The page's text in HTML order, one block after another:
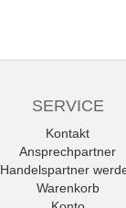
SERVICE
Kontakt
Ansprechpartner
Handelspartner
Warenkorb